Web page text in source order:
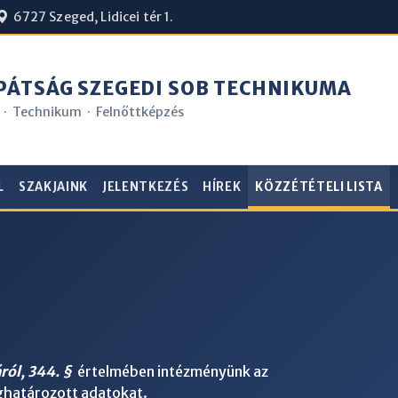
6727 Szeged, Lidicei tér 1.
SZEGEDI SOB TECHNIKUMA
Technikum · Felnőttképzés
SZAKJAINK JELENTKEZÉS HÍREK KÖZZÉTÉTELI LISTA
344. § értelmében intézményünk az
adatokat.